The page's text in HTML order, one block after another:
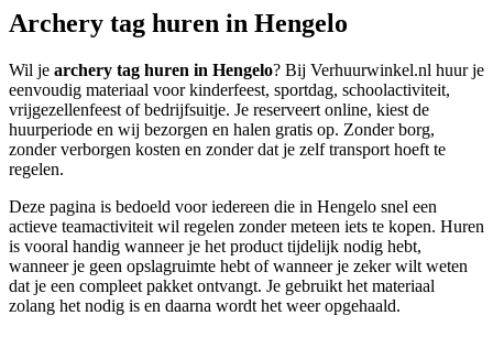
Archery tag huren in Hengelo
Wil je archery tag huren in Hengelo? Bij Verhuurwinkel.nl huur je
eenvoudig materiaal voor kinderfeest, sportdag, schoolactiviteit,
vrijgezellenfeest of bedrijfsuitje. Je reserveert online, kiest de
huurperiode en wij bezorgen en halen gratis op. Zonder borg,
zonder verborgen kosten en zonder dat je zelf transport hoeft te
regelen.
Deze pagina is bedoeld voor iedereen die in Hengelo snel een
actieve teamactiviteit wil regelen zonder meteen iets te kopen. Huren
is vooral handig wanneer je het product tijdelijk nodig hebt,
wanneer je geen opslagruimte hebt of wanneer je zeker wilt weten
dat je een compleet pakket ontvangt. Je gebruikt het materiaal
zolang het nodig is en daarna wordt het weer opgehaald.